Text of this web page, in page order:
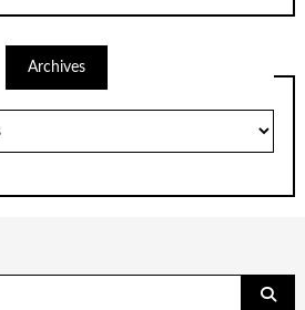
Archives